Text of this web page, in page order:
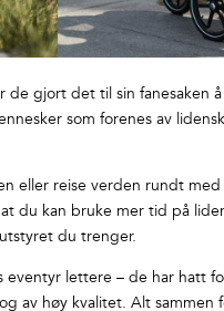
gjort det til sin fanesaken
som forenes av
eller reise verden rundt med
du kan bruke mer tid på
du trenger.
lettere – de har hatt
av høy kvalitet. Alt